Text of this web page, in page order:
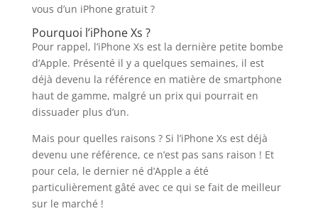
vous d’un iPhone gratuit ?
Pourquoi l’iPhone Xs ?
Pour rappel, l’iPhone Xs est la dernière petite bombe
d’Apple. Présenté il y a quelques semaines, il est
déjà devenu la référence en matière de smartphone
haut de gamme, malgré un prix qui pourrait en
dissuader plus d’un.
Mais pour quelles raisons ? Si l’iPhone Xs est déjà
devenu une référence, ce n’est pas sans raison ! Et
pour cela, le dernier né d’Apple a été
particulièrement gâté avec ce qui se fait de meilleur
sur le marché !